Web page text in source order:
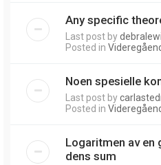
Any specific
Last post by
Posted in
Noen spesielle
Last post by
Posted in
Logaritmen av
dens sum